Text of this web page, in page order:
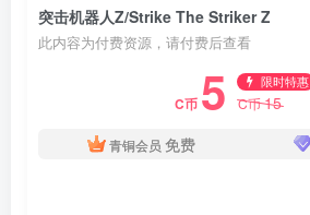
突击机器人Z/Strike The Striker Z
此内容为付费资源，请付费后查看
C币 5 限时特惠
C币15
青铜会员 免费